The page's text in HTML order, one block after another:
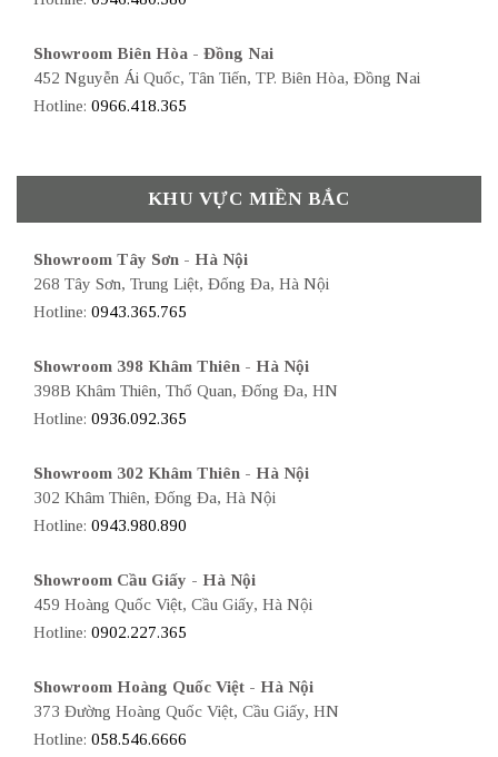
Showroom Biên Hòa - Đồng Nai
452 Nguyễn Ái Quốc, Tân Tiến, TP. Biên Hòa, Đồng Nai
Hotline: 0966.418.365
KHU VỰC MIỀN BẮC
Showroom Tây Sơn - Hà Nội
268 Tây Sơn, Trung Liệt, Đống Đa, Hà Nội
Hotline: 0943.365.765
Showroom 398 Khâm Thiên - Hà Nội
398B Khâm Thiên, Thổ Quan, Đống Đa, HN
Hotline: 0936.092.365
Showroom 302 Khâm Thiên - Hà Nội
302 Khâm Thiên, Đống Đa, Hà Nội
Hotline: 0943.980.890
Showroom Cầu Giấy - Hà Nội
459 Hoàng Quốc Việt, Cầu Giấy, Hà Nội
Hotline: 0902.227.365
Showroom Hoàng Quốc Việt - Hà Nội
373 Đường Hoàng Quốc Việt, Cầu Giấy, HN
Hotline: 058.546.6666